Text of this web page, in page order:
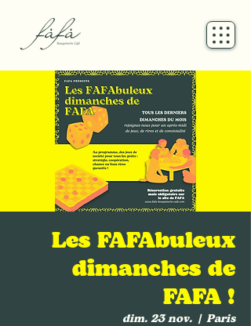
Les FAFAbuleux
dimanches de
FAFA !
dim. 23 nov.
  |
Paris